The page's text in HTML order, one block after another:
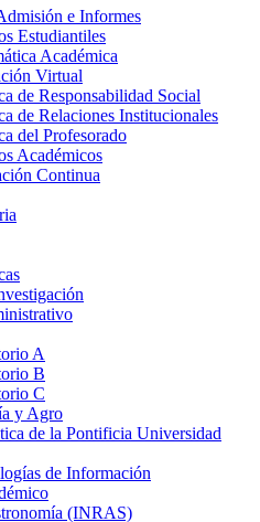
e Informes
Estudiantiles
Académica
Virtual
de Responsabilidad Social
de Relaciones Institucionales
del Profesorado
Académicos
Continua
A
B
C
y Agro
de la Pontificia Universidad
de Información
(INRAS)